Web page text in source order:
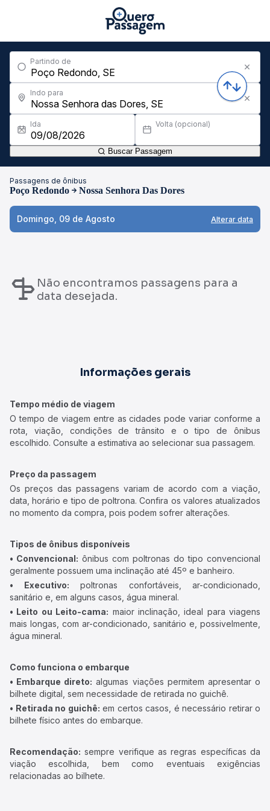
Partindo de
Indo para
Ida Volta (opcional)
Buscar Passagem
Passagens de ônibus
Poço Redondo Nossa Senhora Das Dores
Domingo, 09 de Agosto Alterar data
Não encontramos passagens para a
data desejada.
Informações gerais
Tempo médio de viagem
O tempo de viagem entre as cidades pode variar conforme a
rota, viação, condições de trânsito e o tipo de ônibus
escolhido. Consulte a estimativa ao selecionar sua passagem.
Preço da passagem
Os preços das passagens variam de acordo com a viação,
data, horário e tipo de poltrona. Confira os valores atualizados
no momento da compra, pois podem sofrer alterações.
Tipos de ônibus disponíveis
• Convencional: ônibus com poltronas do tipo convencional
geralmente possuem uma inclinação até 45º e banheiro.
• Executivo: poltronas confortáveis, ar-condicionado,
sanitário e, em alguns casos, água mineral.
• Leito ou Leito-cama: maior inclinação, ideal para viagens
mais longas, com ar-condicionado, sanitário e, possivelmente,
água mineral.
Como funciona o embarque
• Embarque direto: algumas viações permitem apresentar o
bilhete digital, sem necessidade de retirada no guichê.
• Retirada no guichê: em certos casos, é necessário retirar o
bilhete físico antes do embarque.
Recomendação: sempre verifique as regras específicas da
viação escolhida, bem como eventuais exigências
relacionadas ao bilhete.